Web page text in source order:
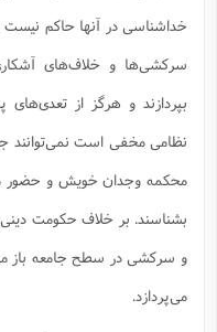
خداشناسی در آنها حاکم نیست
سرکشی‌ها و خلاف‌های
بپردازند و هرگز از تعدی‌های
نظامی مخفی است نمی‌توانند
محکمه وجدان خویش و حضور
بشناسند. بر خلاف حکومت دینی
و سرکشی در سطح جامعه باز
می‌پردازد.